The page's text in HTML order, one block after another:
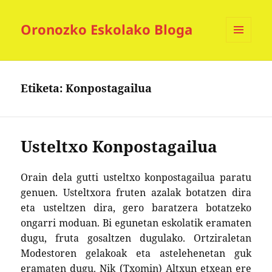
Oronozko Eskolako Bloga
Etiketa:Konpostagailua
Usteltxo Konpostagailua
Orain dela gutti usteltxo konpostagailua paratu
genuen. Usteltxora fruten azalak botatzen dira
eta usteltzen dira, gero baratzera botatzeko
ongarri moduan. Bi egunetan eskolatikeramaten
dugu, fruta gosaltzen dugulako. Ortziraletan
Modestoren gelakoak eta astelehenetan guk
eramaten dugu. Nik (Txomin) Altxun etxean ere